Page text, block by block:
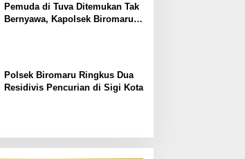
Pemuda di Tuva Ditemukan Tak
Bernyawa, Kapolsek Biromaru:
Polsek Biromaru Ringkus Dua
Residivis Pencurian di Sigi Kota